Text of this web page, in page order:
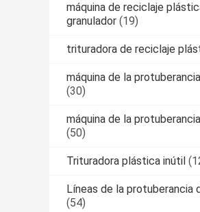
máquina de reciclaje
granulador (19)
trituradora de reciclaje
máquina de la
(30)
máquina de la
(50)
Trituradora plástica inútil
Líneas de la protuberancia
(54)